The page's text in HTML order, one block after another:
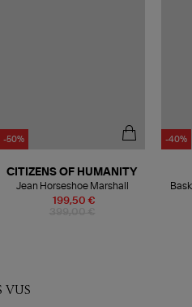
-50%
199,50 €
CITIZENS OF HUMANITY
Jean Horseshoe Marshall
-40%
VUS